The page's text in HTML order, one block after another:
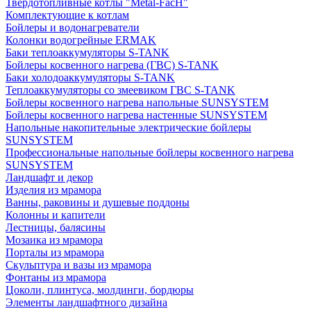
Твердотопливные котлы "Metal-FacH"
Комплектующие к котлам
Бойлеры и водонагреватели
Колонки водогрейные ERMAK
Баки теплоаккумуляторы S-TANK
Бойлеры косвенного нагрева (ГВС) S-TANK
Баки холодоаккумуляторы S-TANK
Теплоаккумуляторы со змеевиком ГВС S-TANK
Бойлеры косвенного нагрева напольные SUNSYSTEM
Бойлеры косвенного нагрева настенные SUNSYSTEM
Напольные накопительные электрические бойлеры
SUNSYSTEM
Профессиональные напольные бойлеры косвенного нагрева
SUNSYSTEM
Ландшафт и декор
Изделия из мрамора
Ванны, раковины и душевые поддоны
Колонны и капители
Лестницы, балясины
Мозаика из мрамора
Порталы из мрамора
Скульптура и вазы из мрамора
Фонтаны из мрамора
Цоколи, плинтуса, молдинги, бордюры
Элементы ландшафтного дизайна